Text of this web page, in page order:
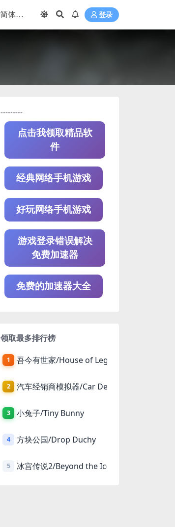
登录
---------
点击我领取精品软
件
经典网络手机游戏
好玩网络手机游戏
游戏登录错误解决
免费加速器
免费的加速器大全
领取最多排行榜
1 吾今有世家/House of Legacy
2 汽车经销商模拟器/Car Dealer Simulator
3 小兔子/Tiny Bunny
4 方块公国/Drop Duchy
5 冰宫传说2/Beyond the Ice Palace 2